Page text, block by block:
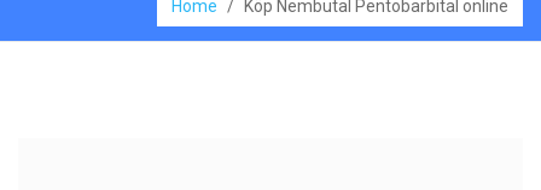
Home / Köp Nembutal Pentobarbital online